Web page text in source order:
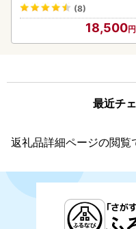
(8)
18,500
最近チ
返礼品詳細ページの閲覧